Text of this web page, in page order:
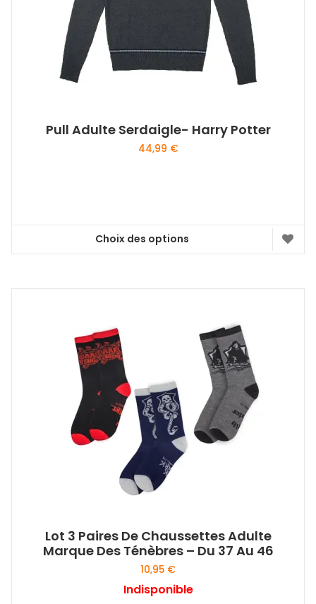
Pull Adulte Serdaigle- Harry Potter
44,99 €
Choix des options
Ce
être
choisies
sur
la
page
du
produit
Lot 3 Paires De Chaussettes Adulte
Marque Des Ténèbres – Du 37 Au 46
10,95 €
Indisponible